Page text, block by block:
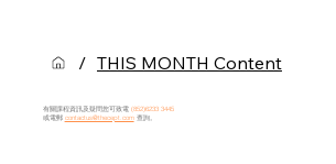
/ THIS MONTH Content
有關課程資訊及疑問您可致電 (852)6233 3445​
或電郵 contactus@thecept.com 查詢。